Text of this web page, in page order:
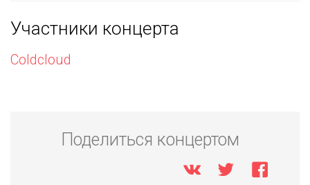
Участники концерта
Coldcloud
Поделиться концертом